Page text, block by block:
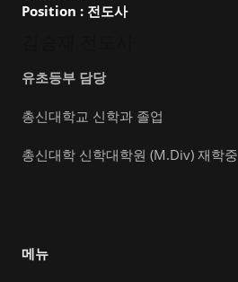
Position : 전도사
유초등부 담당
총신대학교 신학과 졸업
총신대학 신학대학원 (M.Div) 재학중
메뉴